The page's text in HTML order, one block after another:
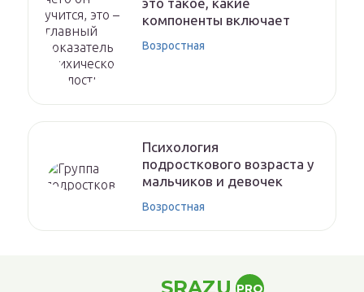
компоненты включает
Возростная
Психология
подросткового возраста у
мальчиков и девочек
Возростная
PRO